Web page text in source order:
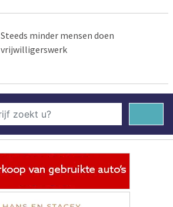
Steeds minder mensen doen
vrijwilligerswerk